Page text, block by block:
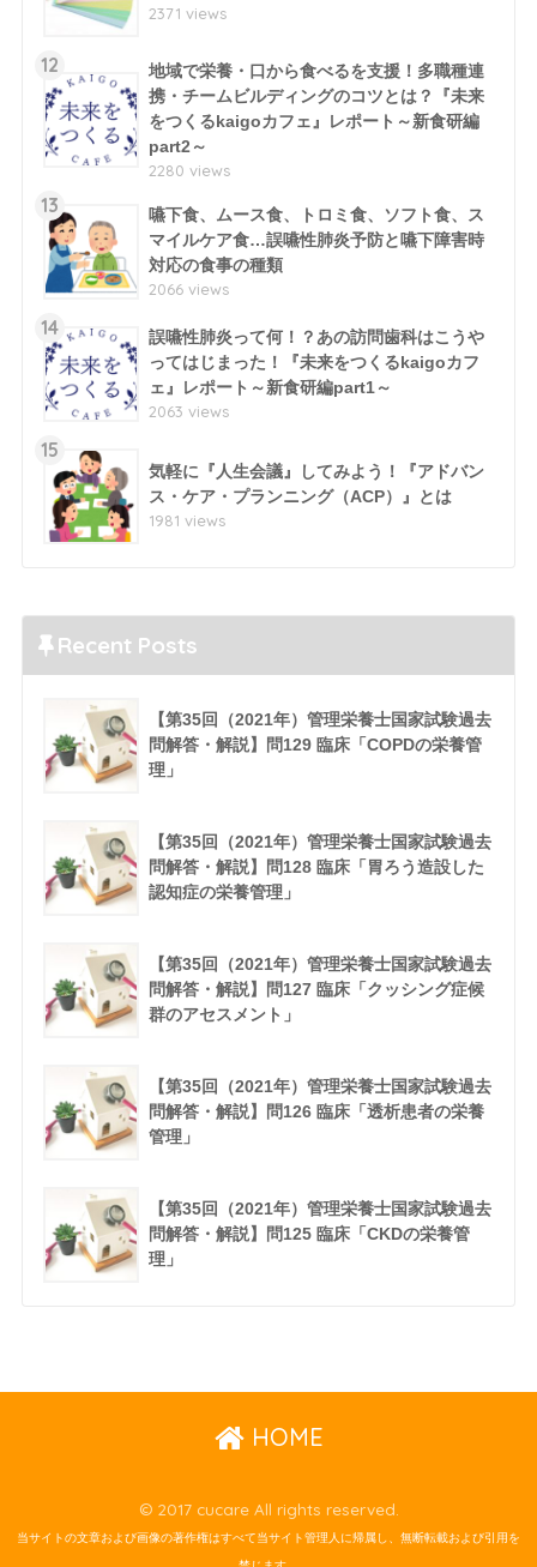
2371 views
12
地域で栄養・口から食べるを支援！多職種連
携・チームビルディングのコツとは？『未来
をつくるkaigoカフェ』レポート～新食研編
part2～
2280 views
13
嚥下食、ムース食、トロミ食、ソフト食、ス
マイルケア食…誤嚥性肺炎予防と嚥下障害時
対応の食事の種類
2066 views
14
誤嚥性肺炎って何！？あの訪問歯科はこうや
ってはじまった！『未来をつくるkaigoカフ
ェ』レポート～新食研編part1～
2063 views
15
気軽に『人生会議』してみよう！『アドバン
ス・ケア・プランニング（ACP）』とは
1981 views
Recent Posts
【第35回（2021年）管理栄養士国家試験過去
問解答・解説】問129 臨床「COPDの栄養管
理」
【第35回（2021年）管理栄養士国家試験過去
問解答・解説】問128 臨床「胃ろう造設した
認知症の栄養管理」
【第35回（2021年）管理栄養士国家試験過去
問解答・解説】問127 臨床「クッシング症候
群のアセスメント」
【第35回（2021年）管理栄養士国家試験過去
問解答・解説】問126 臨床「透析患者の栄養
管理」
【第35回（2021年）管理栄養士国家試験過去
問解答・解説】問125 臨床「CKDの栄養管
理」
HOME
© 2017 cucare All rights reserved.
当サイトの文章および画像の著作権はすべて当サイト管理人に帰属し、無断転載および引用を